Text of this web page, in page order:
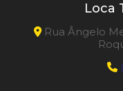
Loca
Rua Ângelo